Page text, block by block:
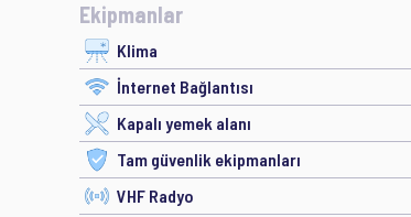
Ekipmanlar
Klima
İnternet Bağlantısı
Kapalı yemek alanı
Tam güvenlik ekipmanları
VHF Radyo